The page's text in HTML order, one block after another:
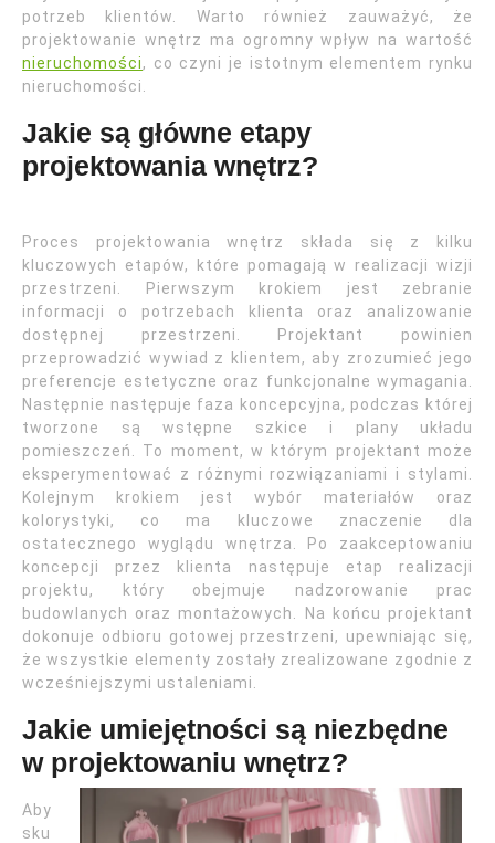
potrzeb klientów. Warto również zauważyć, że
projektowanie wnętrz ma ogromny wpływ na wartość
nieruchomości, co czyni je istotnym elementem rynku
nieruchomości.
Jakie są główne etapy
projektowania wnętrz?
Proces projektowania wnętrz składa się z kilku
kluczowych etapów, które pomagają w realizacji wizji
przestrzeni. Pierwszym krokiem jest zebranie
informacji o potrzebach klienta oraz analizowanie
dostępnej przestrzeni. Projektant powinien
przeprowadzić wywiad z klientem, aby zrozumieć jego
preferencje estetyczne oraz funkcjonalne wymagania.
Następnie następuje faza koncepcyjna, podczas której
tworzone są wstępne szkice i plany układu
pomieszczeń. To moment, w którym projektant może
eksperymentować z różnymi rozwiązaniami i stylami.
Kolejnym krokiem jest wybór materiałów oraz
kolorystyki, co ma kluczowe znaczenie dla
ostatecznego wyglądu wnętrza. Po zaakceptowaniu
koncepcji przez klienta następuje etap realizacji
projektu, który obejmuje nadzorowanie prac
budowlanych oraz montażowych. Na końcu projektant
dokonuje odbioru gotowej przestrzeni, upewniając się,
że wszystkie elementy zostały zrealizowane zgodnie z
wcześniejszymi ustaleniami.
Jakie umiejętności są niezbędne
w projektowaniu wnętrz?
Aby
sku